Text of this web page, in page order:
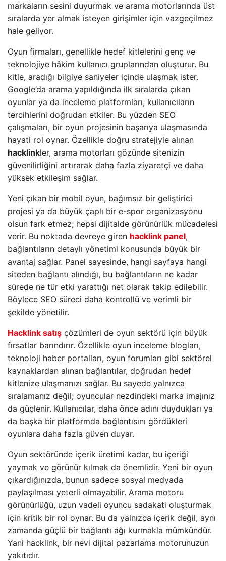
markaların sesini duyurmak ve arama motorlarında üst
sıralarda yer almak isteyen girişimler için vazgeçilmez
hale geliyor.
Oyun firmaları, genellikle hedef kitlelerini genç ve
teknolojiye hâkim kullanıcı gruplarından oluşturur. Bu
kitle, aradığı bilgiye saniyeler içinde ulaşmak ister.
Google’da arama yapıldığında ilk sıralarda çıkan
oyunlar ya da inceleme platformları, kullanıcıların
tercihlerini doğrudan etkiler. Bu yüzden SEO
çalışmaları, bir oyun projesinin başarıya ulaşmasında
hayati rol oynar. Özellikle doğru stratejiyle alınan
hacklinkler, arama motorları gözünde sitenizin
güvenilirliğini artırarak daha fazla ziyaretçi ve daha
yüksek etkileşim sağlar.
Yeni çıkan bir mobil oyun, bağımsız bir geliştirici
projesi ya da büyük çaplı bir e-spor organizasyonu
olsun fark etmez; hepsi dijitalde görünürlük mücadelesi
verir. Bu noktada devreye giren hacklink panel,
bağlantıların detaylı yönetimi konusunda büyük bir
avantaj sağlar. Panel sayesinde, hangi sayfaya hangi
siteden bağlantı alındığı, bu bağlantıların ne kadar
sürede ne tür etki yarattığı net olarak takip edilebilir.
Böylece SEO süreci daha kontrollü ve verimli bir
şekilde yönetilir.
Hacklink satış çözümleri de oyun sektörü için büyük
fırsatlar barındırır. Özellikle oyun inceleme blogları,
teknoloji haber portalları, oyun forumları gibi sektörel
kaynaklardan alınan bağlantılar, doğrudan hedef
kitlenize ulaşmanızı sağlar. Bu sayede yalnızca
sıralamanız değil; oyuncular nezdindeki marka imajınız
da güçlenir. Kullanıcılar, daha önce adını duydukları ya
da başka bir platformda bağlantısını gördükleri
oyunlara daha fazla güven duyar.
Oyun sektöründe içerik üretimi kadar, bu içeriği
yaymak ve görünür kılmak da önemlidir. Yeni bir oyun
çıkardığınızda, bunun sadece sosyal medyada
paylaşılması yeterli olmayabilir. Arama motoru
görünürlüğü, uzun vadeli oyuncu sadakati oluşturmak
için kritik bir rol oynar. Bu da yalnızca içerik değil, aynı
zamanda güçlü bir bağlantı ağı kurmakla mümkündür.
Yani hacklink, bir nevi dijital pazarlama motorunuzun
yakıtıdır.